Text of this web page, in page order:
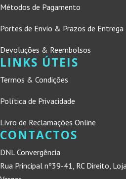
Métodos de Pagamento
Portes de Envio & Prazos de Entrega
Devoluções & Reembolsos
LINKS ÚTEIS
Termos & Condições
Política de Privacidade
Livro de Reclamações Online
CONTACTOS
DNL Convergência
Rua Principal nº39-41, RC Direito,